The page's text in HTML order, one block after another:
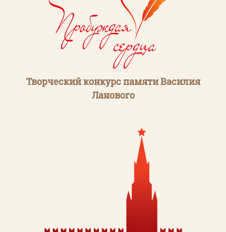
Творческий конкурс памяти Василия
Ланового